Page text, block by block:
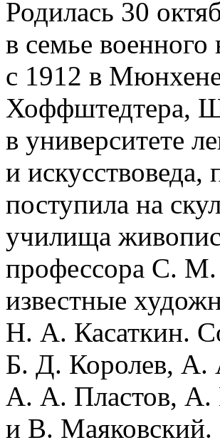
Родилась 30
в семье военного
с 1912 в
Хоффштедтера,
в университете
и
поступила на
училища
профессора С.
известные
Н. А. Касаткин.
Б. Д. Королев,
А. А. Пластов,
и В. Маяковский.